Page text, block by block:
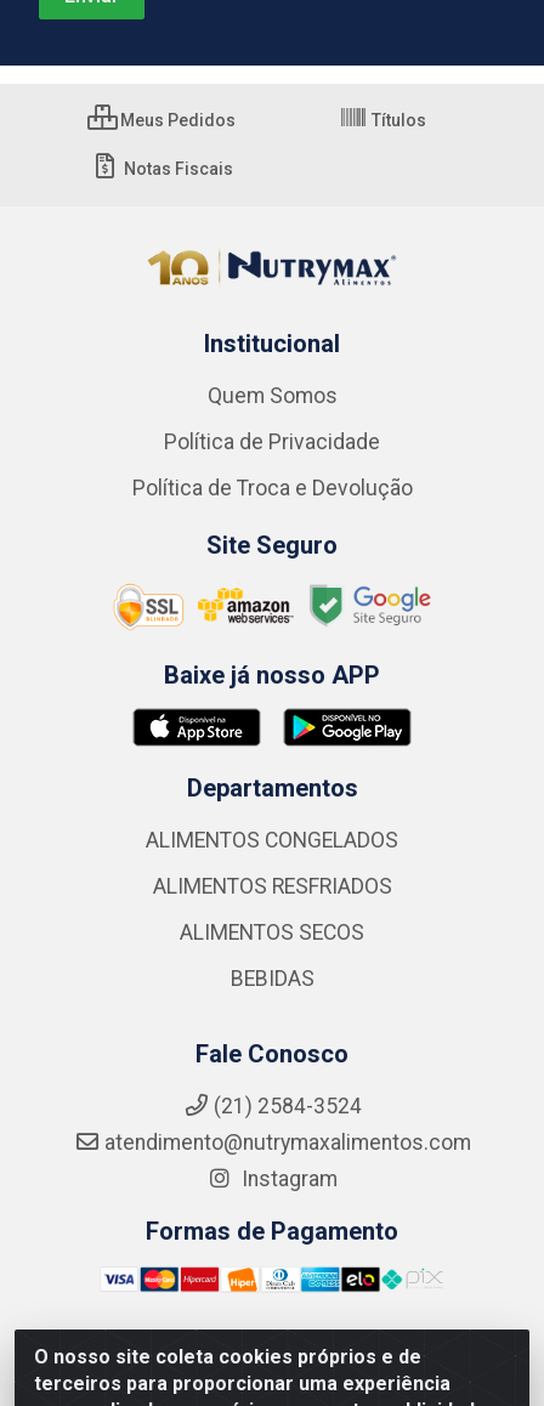
O nosso site coleta cookies próprios e de
terceiros para proporcionar uma experiência
Meus Pedidos Títulos
Notas Fiscais
Institucional
Quem Somos
Política de Privacidade
Política de Troca e Devolução
Site Seguro
Baixe já nosso APP
Departamentos
ALIMENTOS CONGELADOS
ALIMENTOS RESFRIADOS
ALIMENTOS SECOS
BEBIDAS
Fale Conosco
(21) 2584-3524
atendimento@nutrymaxalimentos.com
Instagram
Formas de Pagamento
NUTRY MAX COMÉRCIO DE PRODUTOS ALIMENTICIOS
LTDA - RUA DO FEIJÃO, 721 PENHA CIRCULAR/RJ -